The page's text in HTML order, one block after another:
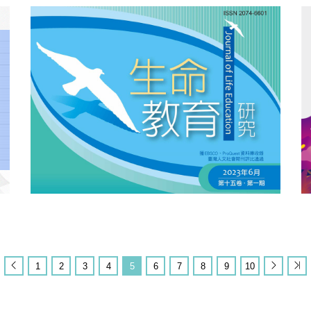
1 2 3 4 5 6 7 8 9 10